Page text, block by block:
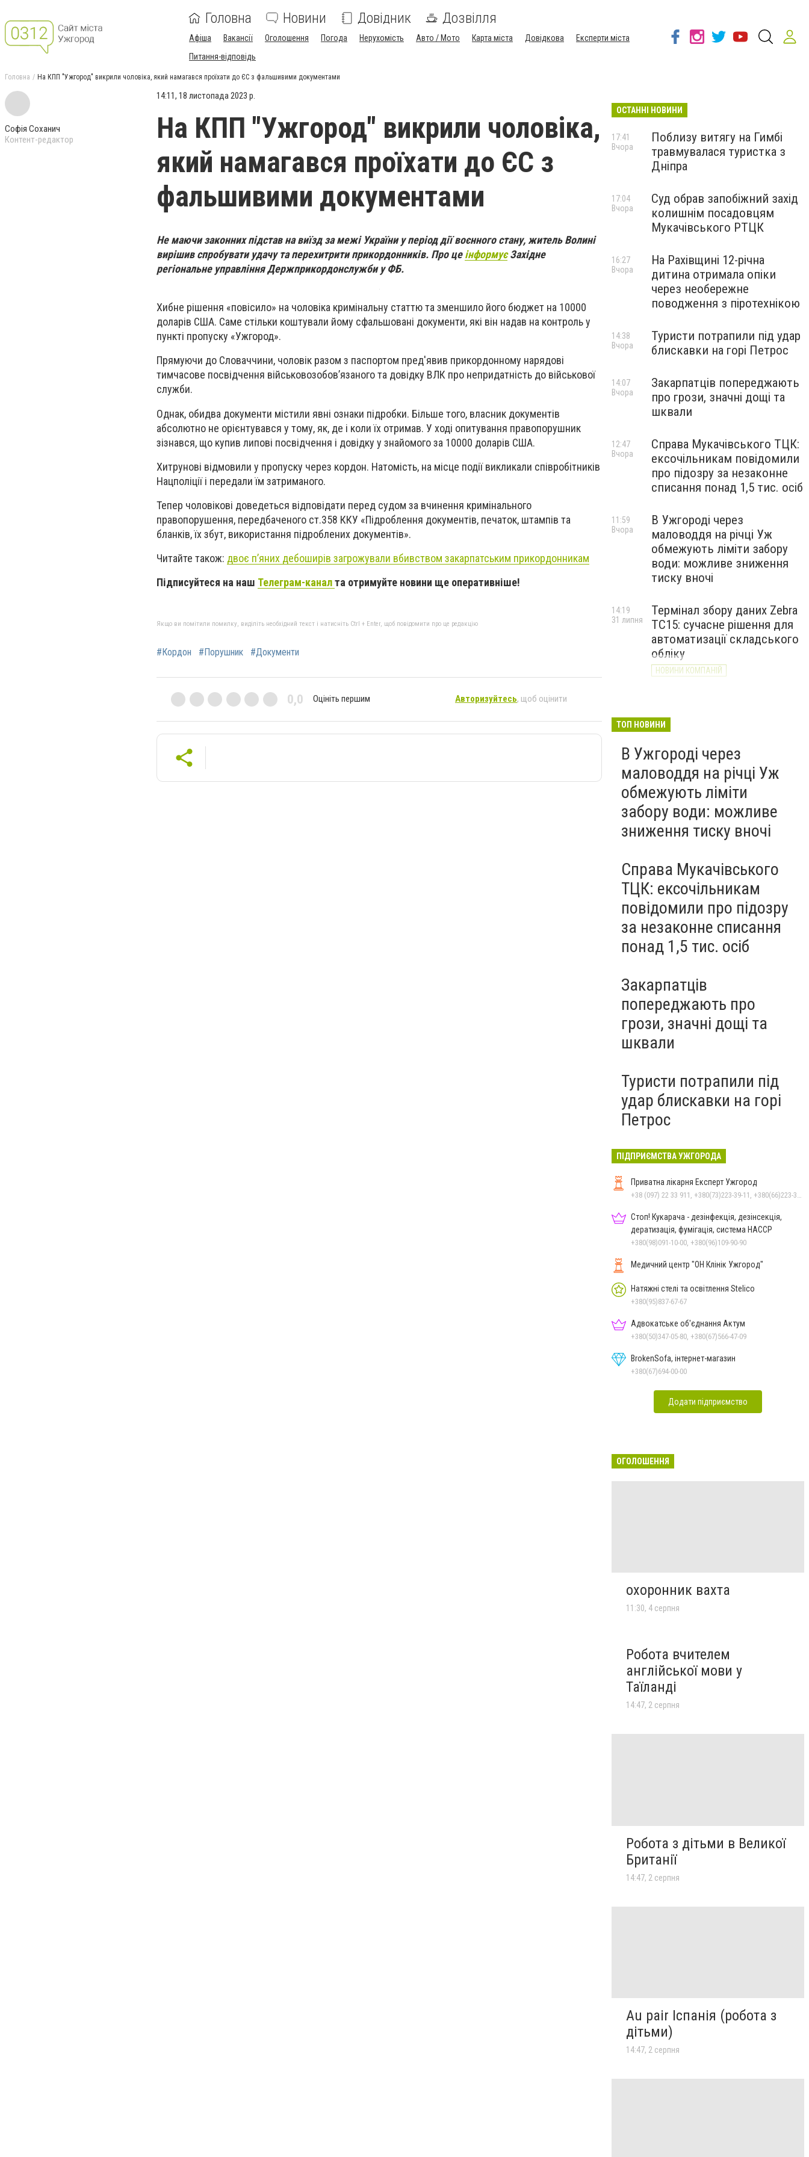
Головна Новини Довідник Дозвілля
Афіша Вакансії Оголошення Погода Нерухомість Авто / Мото Карта міста Довідкова
Експерти міста
Питання-відповідь
Головна На КПП "Ужгород" викрили чоловіка, який намагався проїхати до ЄС з фальшивими документами
Софія Соханич
Контент-редактор
14:11, 18 листопада 2023 р.
На КПП "Ужгород" викрили чоловіка,
який намагався проїхати до ЄС з
фальшивими документами
Не маючи законних підстав на виїзд за межі України у період дії воєнного стану, житель Волині
вирішив спробувати удачу та перехитрити прикордонників. Про цеінформуєЗахідне
регіональне управління Держприкордонслужби у ФБ.
Хибне рішення «повісило» на чоловіка кримінальну статтю та зменшило його бюджет на 10000
доларів США. Саме стільки коштували йому сфальшовані документи, які він надав на контроль у
пункті пропуску «Ужгород».
Прямуючи до Словаччини, чоловік разом з паспортом пред'явив прикордонному нарядові
тимчасове посвідчення військовозобов’язаного та довідку ВЛК про непридатність до військової
служби.
Однак, обидва документи містили явні ознаки підробки. Більше того, власник документів
абсолютно не орієнтувався у тому, як, де і коли їх отримав. У ході опитування правопорушник
зізнався, що купив липові посвідчення і довідку у знайомого за 10000 доларів США.
Хитрунові відмовили у пропуску через кордон. Натомість, на місце події викликали співробітників
Нацполіції і передали їм затриманого.
Тепер чоловікові доведеться відповідати перед судом за вчинення кримінального
правопорушення, передбаченого ст.358 ККУ «Підроблення документів, печаток, штампів та
бланків, їх збут, використання підроблених документів».
Читайте також: двоє п’яних дебоширів загрожували вбивством закарпатським прикордонникам
Підписуйтеся на наш Телеграм-каналта отримуйте новини ще оперативніше!
Якщо ви помітили помилку, виділіть необхідний текст і натисніть Ctrl + Enter, щоб повідомити про це редакцію
#Кордон #Порушник #Документи
0,0 Оцініть першим Авторизуйтесь, щоб оцінити
ОСТАННІ НОВИНИ
Поблизу витягу на Гимбі
травмувалася туристка з
Дніпра
17:41
Вчора
Суд обрав запобіжний захід
колишнім посадовцям
Мукачівського РТЦК
17:04
Вчора
На Рахівщині 12-річна
дитина отримала опіки
через необережне
поводження з піротехнікою
16:27
Вчора
Туристи потрапили під удар
блискавки на горі Петрос
14:38
Вчора
Закарпатців попереджають
про грози, значні дощі та
шквали
14:07
Вчора
Справа Мукачівського ТЦК:
ексочільникам повідомили
про підозру за незаконне
списання понад 1,5 тис. осіб
12:47
Вчора
В Ужгороді через
маловоддя на річці Уж
обмежують ліміти забору
води: можливе зниження
тиску вночі
11:59
Вчора
Термінал збору даних Zebra
TC15: сучасне рішення для
автоматизації складського
обліку
НОВИНИ КОМПАНІЙ
14:19
31 липня
ТОП НОВИНИ
В Ужгороді через
маловоддя на річці Уж
обмежують ліміти
забору води: можливе
зниження тиску вночі
Справа Мукачівського
ТЦК: ексочільникам
повідомили про підозру
за незаконне списання
понад 1,5 тис. осіб
Закарпатців
попереджають про
грози, значні дощі та
шквали
Туристи потрапили під
удар блискавки на горі
Петрос
ПІДПРИЄМСТВА УЖГОРОДА
Приватна лікарня Експерт Ужгород
+38 (097) 22 33 911, +380(73)223-39-11, +380(66)223-39-11
Стоп! Кукарача - дезінфекція, дезінсекція,
дератизація, фумігація, система HACCP
+380(98)091-10-00, +380(96)109-90-90
Медичний центр "ОН Клінік Ужгород"
Натяжні стелі та освітлення Stelico
+380(95)837-67-67
Адвокатське об'єднання Актум
+380(50)347-05-80, +380(67)566-47-09
BrokenSofa, інтернет-магазин
+380(67)694-00-00
Додати підприємство
ОГОЛОШЕННЯ
охоронник вахта
11:30, 4 серпня
Робота вчителем
англійської мови у
Таїланді
14:47, 2 серпня
Робота з дітьми в Великої
Британії
14:47, 2 серпня
Au pair Іспанія (робота з
дітьми)
14:47, 2 серпня